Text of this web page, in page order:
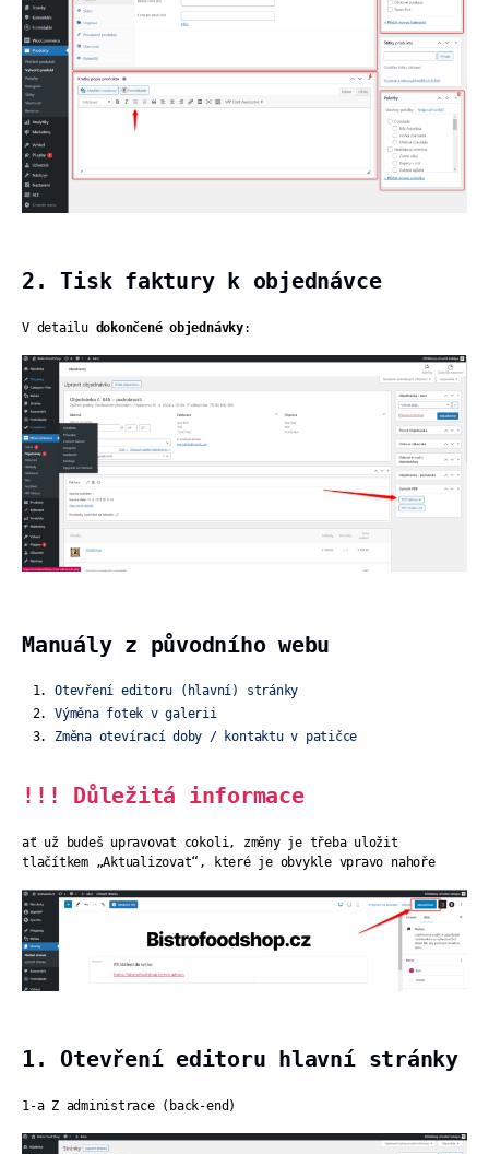
2. Tisk faktury k objednávce
V detailu dokončené objednávky:
Manuály z původního webu
Otevření editoru (hlavní) stránky
Výměna fotek v galerii
Změna otevírací doby / kontaktu v patičce
!!! Důležitá informace
ať už budeš upravovat cokoli, změny je třeba uložit
tlačítkem „Aktualizovat“, které je obvykle vpravo nahoře
1. Otevření editoru hlavní stránky
1-a Z administrace (back-end)